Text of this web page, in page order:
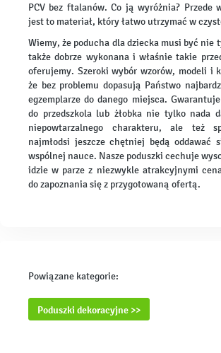
PCV bez ftalanów. Co ją wyróżnia? Przede
jest to materiał, który łatwo utrzymać w
Wiemy, że poducha dla dziecka musi być nie
także dobrze wykonana i właśnie takie
oferujemy. Szeroki wybór wzorów, modeli i
że bez problemu dopasują Państwo
egzemplarze do danego miejsca.
do przedszkola lub żłobka nie tylko nada
niepowtarzalnego charakteru, ale też
najmłodsi jeszcze chętniej będą oddawać
wspólnej nauce. Nasze poduszki cechuje
idzie w parze z niezwykle atrakcyjnymi
do zapoznania się z przygotowaną ofertą.
Powiązane kategorie:
Poduszki dekoracyjne >>